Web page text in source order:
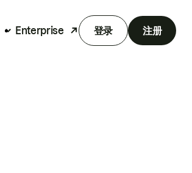
Enterprise 登录 注册